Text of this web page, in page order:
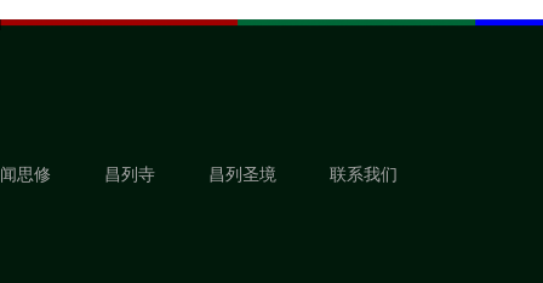
闻思修 昌列寺 昌列圣境 联系我们